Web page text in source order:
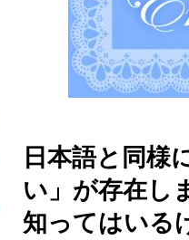
日本語と同様
い」が存在し
知ってはいる